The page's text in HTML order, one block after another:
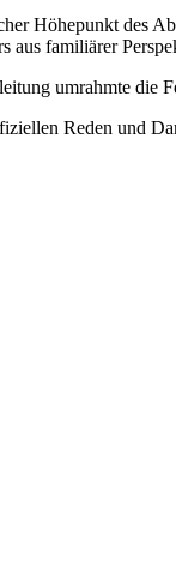
Höhepunkt des
aus familiärer
umrahmte die
Reden und